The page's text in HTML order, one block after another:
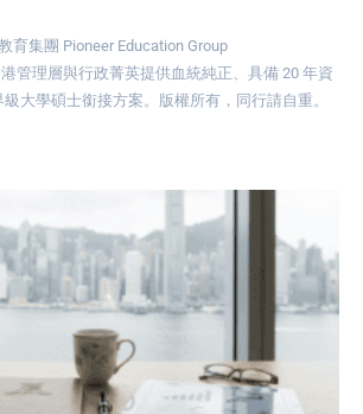
育集團 Pioneer Education Group
管理層與行政菁英提供血統純正、具備 20 年資
大學碩士銜接方案。版權所有，同行請自重。